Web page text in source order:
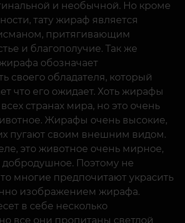
и необычной. Но кроме
тату жираф является
притягивающим
и благополучие. Так же
обозначает
своего обладателя, который
что его ожидает. Хоть жирафы
странах мира, но это очень
Жирафы очень высокие,
пугают своим внешним видом.
это животное очень мирное,
добродушное. Поэтому не
многие предпочитают украсить
изображением жирафа.
в себе несколько
все они пропитаны светлой